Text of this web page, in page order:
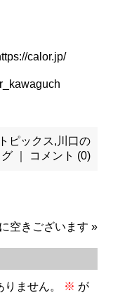
calor.jp/
トピックス, 川口の
｜ コメント (0)
空きございます »
ません。 ※ が